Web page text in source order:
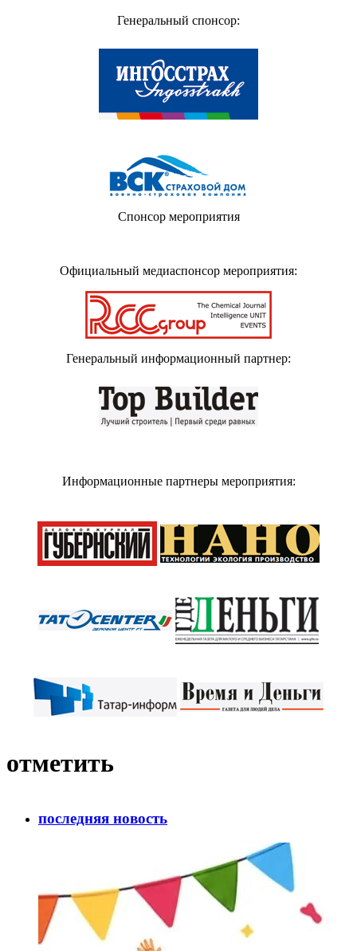
Генеральный спонсор:
Cпонсор мероприятия
Официальный медиаспонсор мероприятия:
Генеральный информационный партнер:
Информационные партнеры мероприятия:
отметить
последняя новость